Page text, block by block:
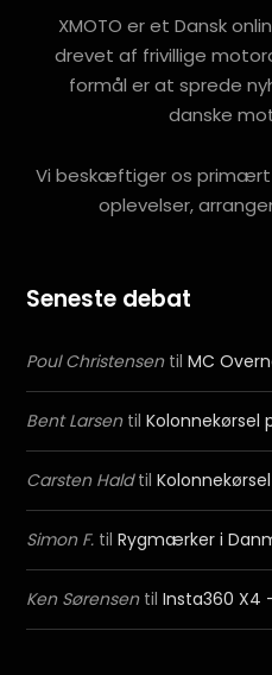
XMOTO er et Dansk
drevet af frivillige
formål er at sprede
danske
Vi beskæftiger os primært
oplevelser,
Seneste debat
Poul Christensentil MC
Bent Larsentil Kolonnekørsel
Carsten Haldtil
Simon F. til Rygmærker i
Ken Sørensentil Insta360 X4